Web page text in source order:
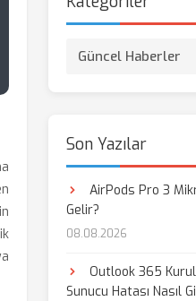
Güncel Haberler
Son Yazılar
AirPods Pro 3
Gelir?
08.08.2026
Outlook 365
Sunucu Hatası Nasıl